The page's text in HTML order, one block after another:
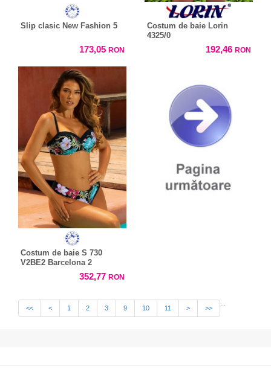
Slip clasic New Fashion 5
173,05 RON
Costum de baie Lorin
4325/0
192,46 RON
Costum de baie S 730
V2BE2 Barcelona 2
352,77 RON
<< < 1 2 3 9 10 11 > >>